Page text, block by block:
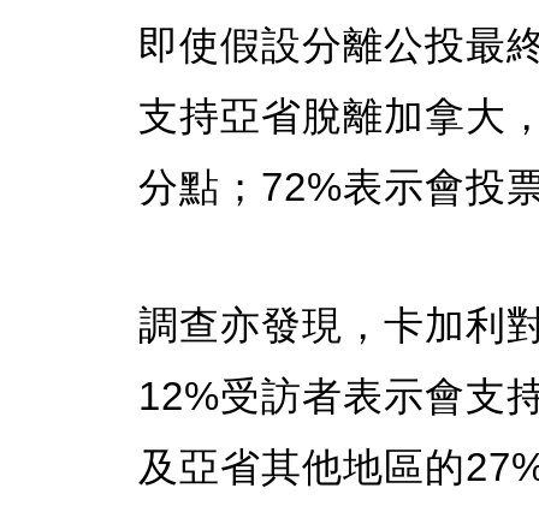
即使假設分離公投最
支持亞省脫離加拿大
分點；72%表示會投
調查亦發現，卡加利
12%受訪者表示會支
及亞省其他地區的